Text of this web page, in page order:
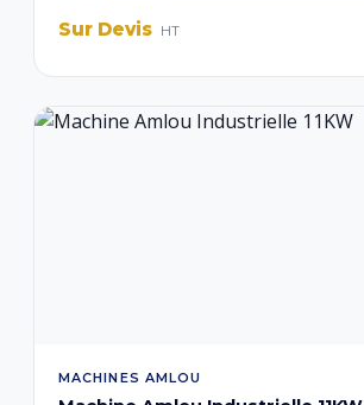
Sur Devis HT
MACHINES AMLOU